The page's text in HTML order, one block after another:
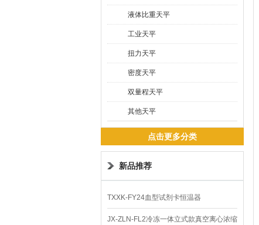
液体比重天平
工业天平
扭力天平
密度天平
双量程天平
其他天平
点击更多分类
新品推荐
TXXK-FY24血型试剂卡恒温器
JX-ZLN-FL2冷冻一体立式款真空离心浓缩